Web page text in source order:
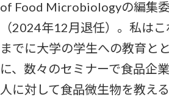
of Food Microbiologyの編集
（2024年12月退任）。私はこ
までに大学の学生への教育と
に、数々のセミナーで食品企
人に対して食品微生物を教え